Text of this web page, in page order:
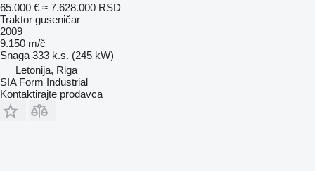
65.000 € ≈ 7.628.000 RSD
Traktor guseničar
2009
9.150 m/č
Snaga 333 k.s. (245 kW)
Letonija, Riga
SIA Form Industrial
Kontaktirajte prodavca